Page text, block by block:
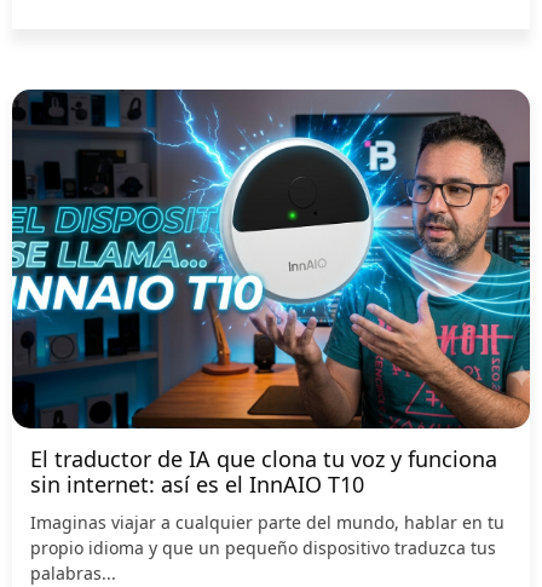
El traductor de IA que clona tu voz y funciona
sin internet: así es el InnAIO T10
Imaginas viajar a cualquier parte del mundo, hablar en tu
propio idioma y que un pequeño dispositivo traduzca tus
palabras...